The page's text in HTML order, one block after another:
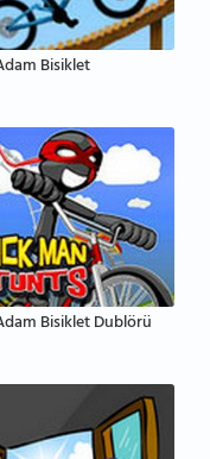
Bisiklet
Bisiklet Dublörü